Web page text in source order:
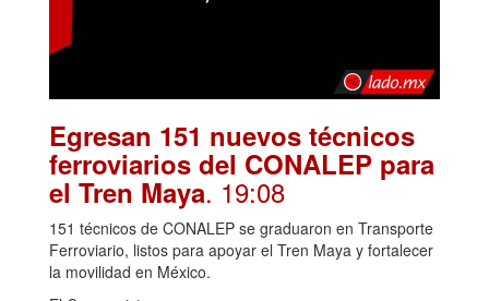
Egresan 151 nuevos técnicos
ferroviarios del CONALEP para
el Tren Maya. 19:08
151 técnicos de CONALEP se graduaron en Transporte
Ferroviario, listos para apoyar el Tren Maya y fortalecer
la movilidad en México.